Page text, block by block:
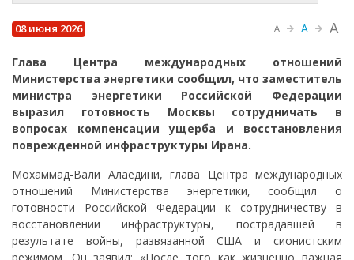
08 июня 2026 A A A
Глава Центра международных отношений
Министерства энергетики сообщил, что заместитель
министра энергетики Российской Федерации
выразил готовность Москвы сотрудничать в
вопросах компенсации ущерба и восстановления
поврежденной инфраструктуры Ирана.
Мохаммад-Вали Алаедини, глава Центра международных
отношений Министерства энергетики, сообщил о
готовности Российской Федерации к сотрудничеству в
восстановлении инфраструктуры, пострадавшей в
результате войны, развязанной США и сионистским